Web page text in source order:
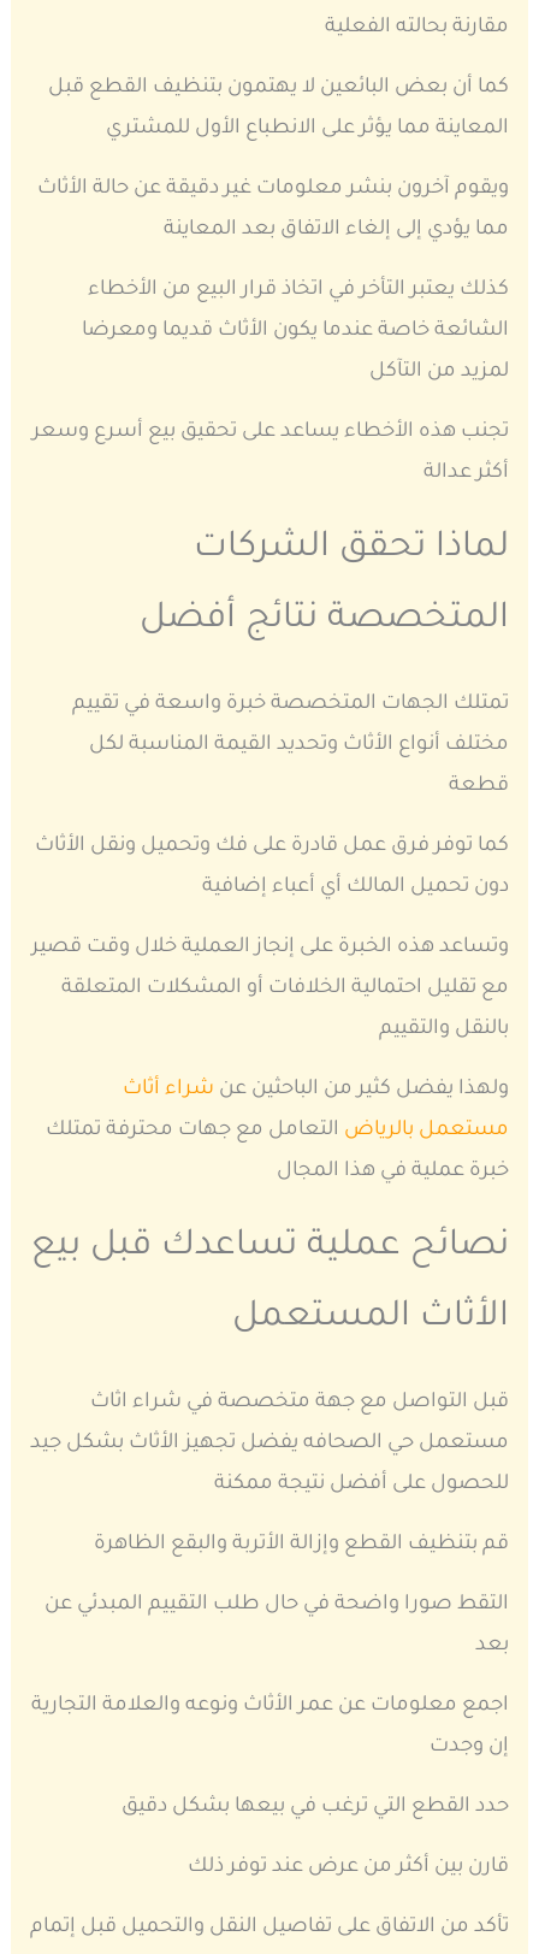
مقارنة بحالته الفعلية
كما أن بعض البائعين لا يهتمون بتنظيف القطع قبل
المعاينة مما يؤثر على الانطباع الأول للمشتري
ويقوم آخرون بنشر معلومات غير دقيقة عن حالة الأثاث
مما يؤدي إلى إلغاء الاتفاق بعد المعاينة
كذلك يعتبر التأخر في اتخاذ قرار البيع من الأخطاء
الشائعة خاصة عندما يكون الأثاث قديما ومعرضا
لمزيد من التآكل
تجنب هذه الأخطاء يساعد على تحقيق بيع أسرع وسعر
أكثر عدالة
لماذا تحقق الشركات
المتخصصة نتائج أفضل
تمتلك الجهات المتخصصة خبرة واسعة في تقييم
مختلف أنواع الأثاث وتحديد القيمة المناسبة لكل
قطعة
كما توفر فرق عمل قادرة على فك وتحميل ونقل الأثاث
دون تحميل المالك أي أعباء إضافية
وتساعد هذه الخبرة على إنجاز العملية خلال وقت قصير
مع تقليل احتمالية الخلافات أو المشكلات المتعلقة
بالنقل والتقييم
ولهذا يفضل كثير من الباحثين عن شراء أثاث
مستعمل بالرياض التعامل مع جهات محترفة تمتلك
خبرة عملية في هذا المجال
نصائح عملية تساعدك قبل بيع
الأثاث المستعمل
قبل التواصل مع جهة متخصصة في شراء اثاث
مستعمل حي الصحافه يفضل تجهيز الأثاث بشكل جيد
للحصول على أفضل نتيجة ممكنة
قم بتنظيف القطع وإزالة الأتربة والبقع الظاهرة
التقط صورا واضحة في حال طلب التقييم المبدئي عن
بعد
اجمع معلومات عن عمر الأثاث ونوعه والعلامة التجارية
إن وجدت
حدد القطع التي ترغب في بيعها بشكل دقيق
قارن بين أكثر من عرض عند توفر ذلك
تأكد من الاتفاق على تفاصيل النقل والتحميل قبل إتمام